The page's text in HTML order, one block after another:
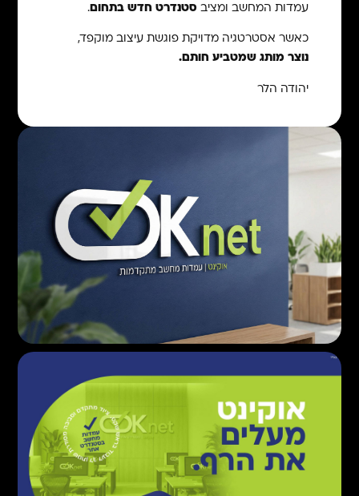
עמדות המחשב ומציב סטנדרט חדש בתחום .
כאשר אסטרטגיה מדויקת פוגשת עיצוב מוקפד,
נוצר מותג שמטביע חותם.
יהודה הלר